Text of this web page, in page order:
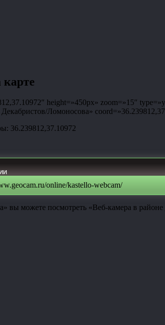
height=»450px» zoom=»15″
Декабристов/Ломоносова»
36.239812,37.10972
online/kastello-webcam/
вы можете посмотреть «Веб-камера в